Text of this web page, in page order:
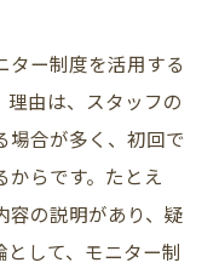
ター制度を活用する
理由は、スタッフの
場合が多く、初回で
からです。たとえ
容の説明があり、疑
して、モニター制